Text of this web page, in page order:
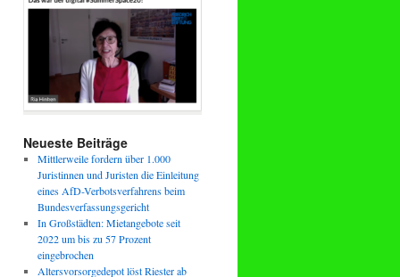
Neueste Beiträge
Mittlerweile fordern über 1.000
Juristinnen und Juristen die Einleitung
eines AfD-Verbotsverfahrens beim
Bundesverfassungsgericht
In Großstädten: Mietangebote seit
2022 um bis zu 57 Prozent
eingebrochen
Altersvorsorgedepot löst Riester ab